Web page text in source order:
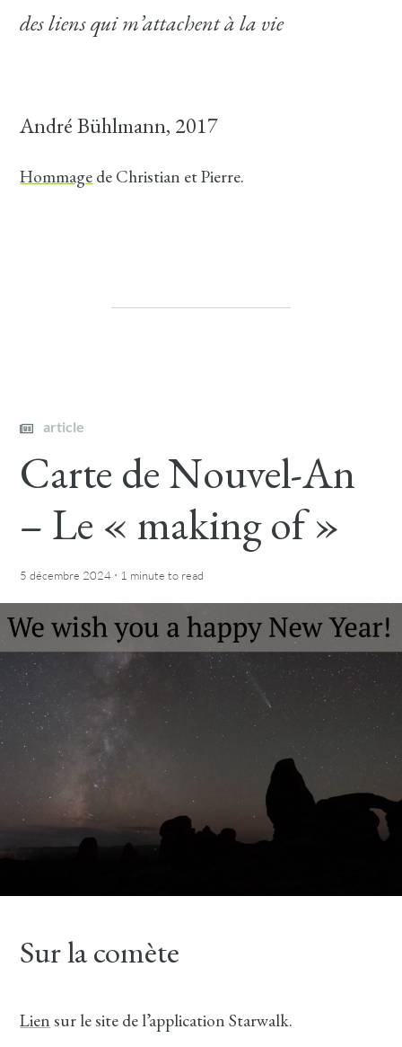
des liens qui m’attachent à la vie
André Bühlmann, 2017
Hommage de Christian et Pierre.
article
Carte de Nouvel-An
– Le « making of »
5 décembre 2024 · 1 minute to read
Sur la comète
Lien sur le site de l’application Starwalk.